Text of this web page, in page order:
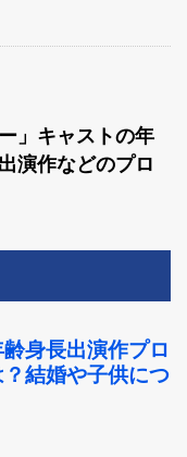
」キャストの年
演作などのプロ